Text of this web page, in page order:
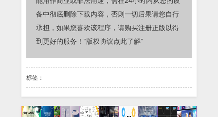
备中彻底删除下载内容，否则一切后果请您自行
承担，如果您喜欢该程序，请购买注册正版以得
到更好的服务！ “版权协议点此了解”
标签：